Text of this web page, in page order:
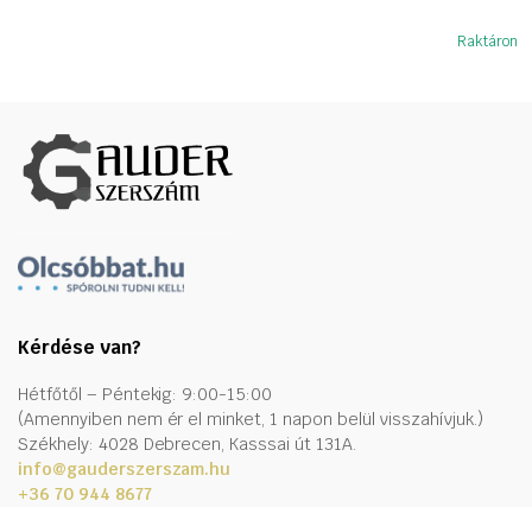
Raktáron
Kérdése van?
Hétfőtől – Péntekig: 9:00-15:00
(Amennyiben nem ér el minket, 1 napon belül visszahívjuk.)
Székhely: 4028 Debrecen, Kasssai út 131A.
info@gauderszerszam.hu
+36 70 944 8677